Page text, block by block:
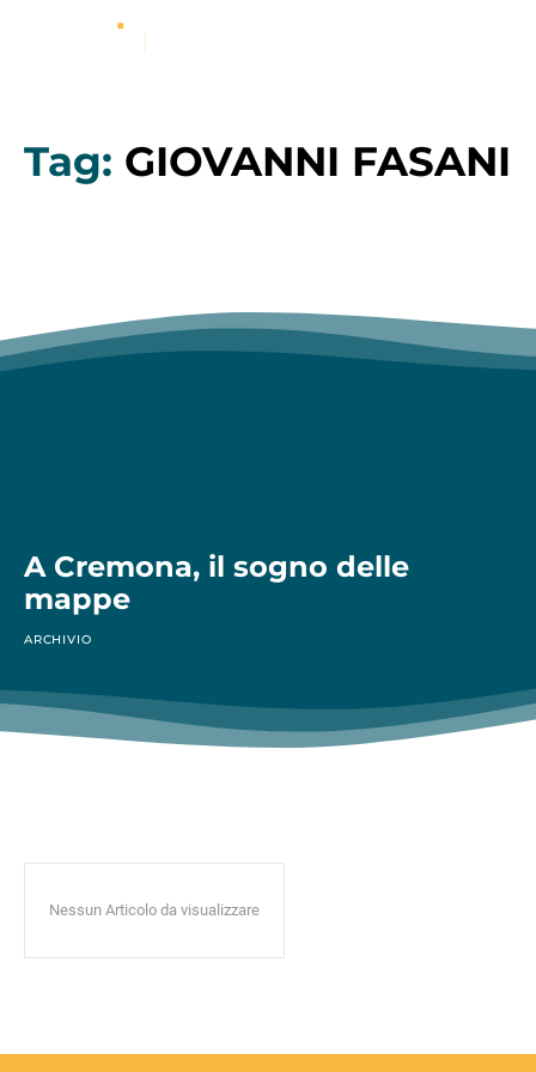
Tag: GIOVANNI FASANI
A Cremona, il sogno delle
mappe
ARCHIVIO
Nessun Articolo da visualizzare